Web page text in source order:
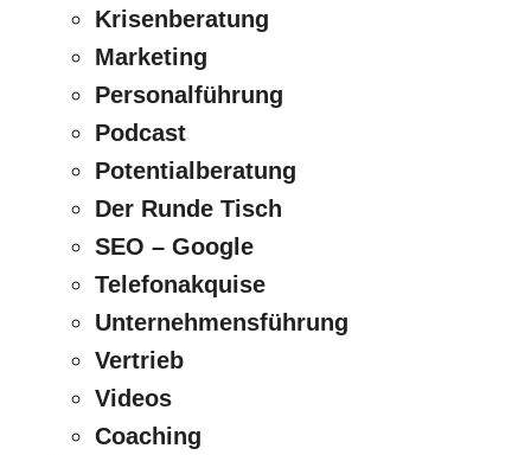
Krisenberatung
Marketing
Personalführung
Podcast
Potentialberatung
Der Runde Tisch
SEO – Google
Telefonakquise
Unternehmensführung
Vertrieb
Videos
Coaching